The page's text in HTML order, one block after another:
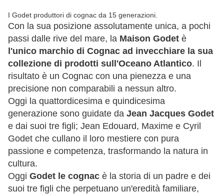
I Godet produttori di cognac da 15 generazioni.
Con la sua posizione assolutamente unica, a pochi
passi dalle rive del mare, la Maison Godet è
l'unico marchio di Cognac ad invecchiare la sua
collezione di prodotti sull'Oceano Atlantico. Il
risultato è un Cognac con una pienezza e una
precisione non comparabili a nessun altro.
Oggi la quattordicesima e quindicesima
generazione sono guidate da Jean Jacques Godet
e dai suoi tre figli; Jean Edouard, Maxime e Cyril
Godet che cullano il loro mestiere con pura
passione e competenza, trasformando la natura in
cultura.
Oggi Godet le cognac è la storia di un padre e dei
suoi tre figli che perpetuano un'eredità familiare,